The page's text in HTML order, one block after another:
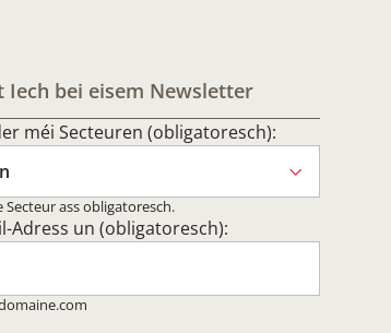
Iech bei eisem Newsletter
méi Secteuren (obligatoresch):
ass obligatoresch.
Adress un (obligatoresch):